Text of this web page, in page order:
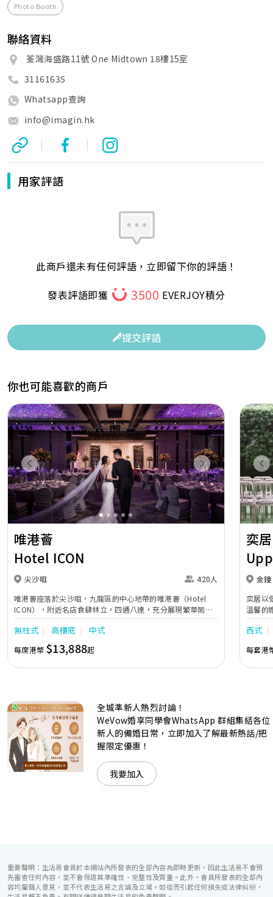
Photo Booth
聯絡資料
荃灣海盛路11號 One Midtown 18樓15室
31161635
Whatsapp查詢
info@imagin.hk
| |
用家評語
此商戶還未有任何評語，立即留下你的評語！
發表評語即獲
3500 EVERJOY積分
提交評語
你也可能喜歡的商戶
Previous Next
唯港薈
Hotel ICON
尖沙咀
420人
唯港薈座落於尖沙咀，九龍區的中心地帶的唯港薈（Hotel
ICON），附近名店食肆林立，四通八達，充分展現繁華鬧巿
中的活力個性，成為一眾準新人舉辦婚宴的熱門之選。專業團
隊由策劃統籌至所有婚宴每個細節，唯港薈都力臻完美，保證
讓您留下獨特的醉人回憶。 擁有時尚高樓頂的Silverbox宴會
廳，配置了全套先進的視聽影音及燈光設備配套，並採用極富
現代時尚感的水晶玻璃燈，演繹出與別不同的經典神韻。不論
準新人的個性及預算﹔保證為您打造夢寐以求的特別日子，令
賓客永誌難忘！
無柱式 高樓底 中式
每席港幣 $13,888起
奕居
金鐘
奕居以
溫馨的
團隊會
西式
每套港
全城準新人熱烈討論！
WeVow婚享同學會WhatsApp 群組集結各位
新人的備婚日常，立即加入了解最新熱話/把
握限定優惠！
我要加入
重要聲明：生活易會員於本網站內所發表的全部內容為即時更新，因此生活易不會預
先審查任何內容，並不會保證其準確性、完整性及質量。此外，會員所發表的全部內
容均屬個人意見，並不代表生活易之言論及立場。如從而引起任何損失或法律糾紛，